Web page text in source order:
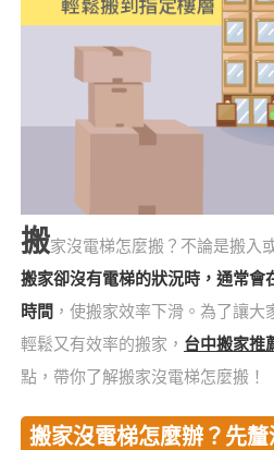
搬家沒電梯怎麼搬？不論是搬入
搬家卻沒有電梯的狀況時，通常會
時間 ，使搬家效率下滑。為了讓
輕鬆又有效率的搬家， 台中搬家推
點，帶你了解搬家沒電梯怎麼搬！
搬家沒電梯怎麼辦？先